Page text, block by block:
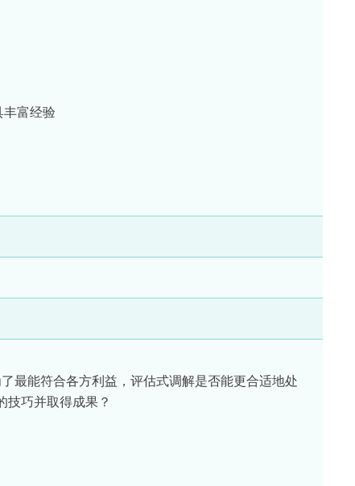
富经验
最能符合各方利益，评估式调解是否能更合适地处
技巧并取得成果？